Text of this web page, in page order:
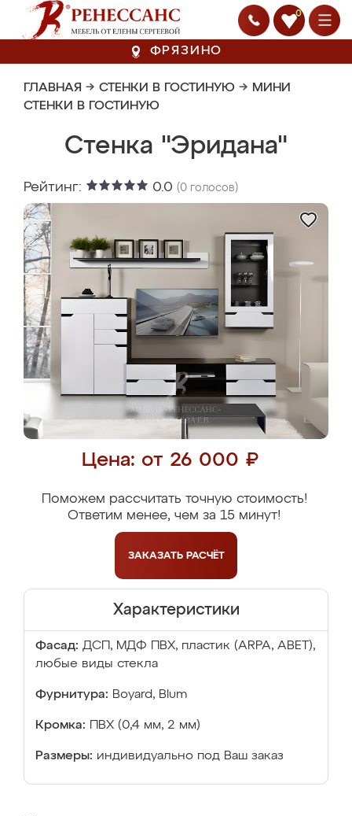
0
ФРЯЗИНО
ГЛАВНАЯ → СТЕНКИ В ГОСТИНУЮ → МИНИ
СТЕНКИ В ГОСТИНУЮ
Стенка "Эридана"
Рейтинг: 0.0 (0 голосов)
Цена: от 26 000 ₽
Поможем рассчитать точную стоимость!
Ответим менее, чем за 15 минут!
ЗАКАЗАТЬ РАСЧЁТ
Характеристики
Фасад: ДСП, МДФ ПВХ, пластик (ARPA, ABET),
любые виды стекла
Фурнитура: Boyard, Blum
Кромка: ПВХ (0,4 мм, 2 мм)
Размеры: индивидуально под Ваш заказ